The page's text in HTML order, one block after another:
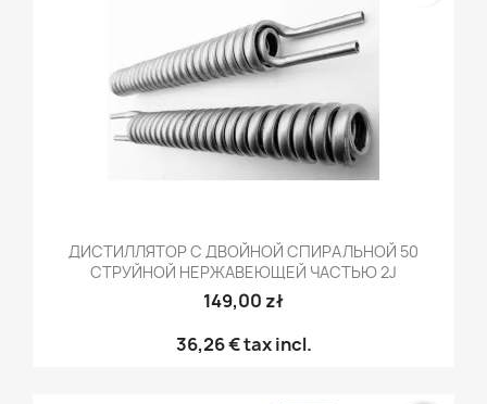
ДИСТИЛЛЯТОР С ДВОЙНОЙ СПИРАЛЬНОЙ 50
СТРУЙНОЙ НЕРЖАВЕЮЩЕЙ ЧАСТЬЮ 2J
149,00 zł
36,26 €tax incl.